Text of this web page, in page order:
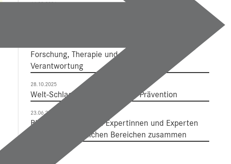
11.03.2026
Forschung, Therapie und gesellschaftliche
Verantwortung
28.10.2025
Welt-Schlaganfalltag setzt auf Prävention
23.06.2023
Blutgerinnung bringt Expertinnen und Experten
aus unterschiedlichen Bereichen zusammen